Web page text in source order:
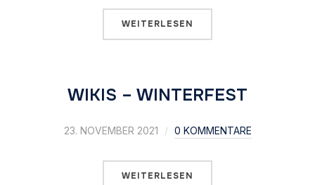
WEITERLESEN
WIKIS – WINTERFEST
23. NOVEMBER 2021 0 KOMMENTARE
WEITERLESEN